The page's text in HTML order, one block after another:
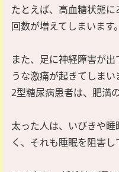
たとえば、高血糖状態
回数が増えてしまいます。
また、足に神経障害が
うな激痛が起きてしまい
2型糖尿病患者は、肥満
太った人は、いびきや
く、それも睡眠を阻害し